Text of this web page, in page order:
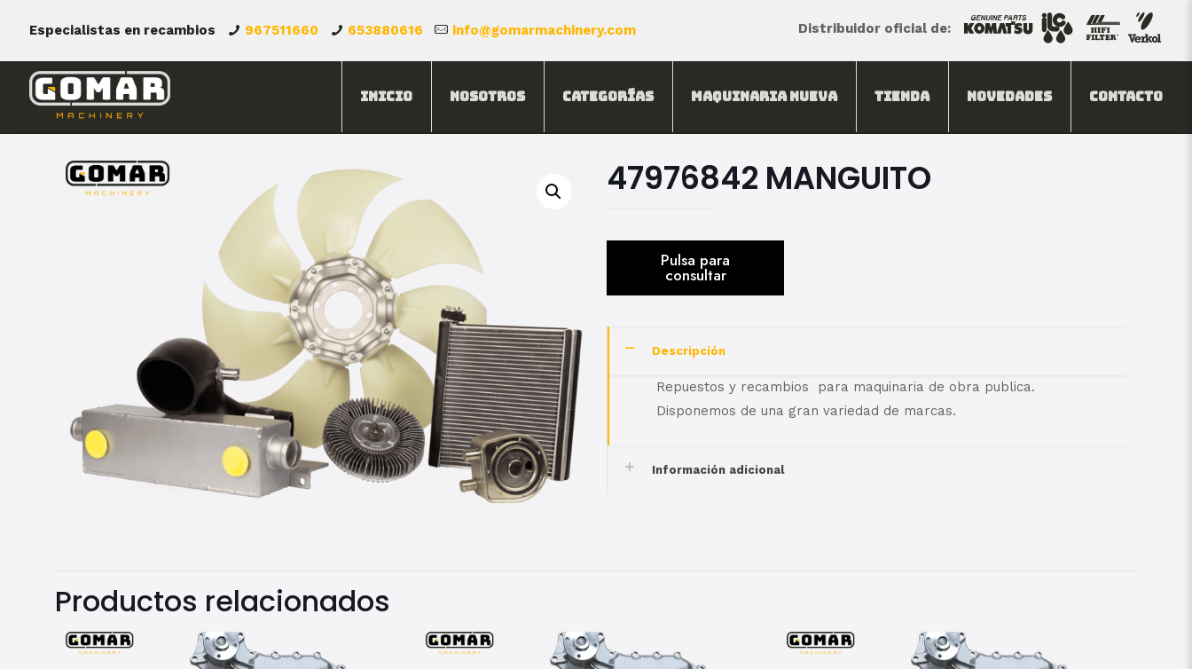
Especialistas en recambios 967511660 653880616 info@gomarmachinery.com Distribuidor oficial de:
Inicio Nosotros Categorías Maquinaria Nueva Tienda Novedades Contacto
47976842 MANGUITO
Descripción
Repuestos y recambios para maquinaria de obra publica.
Disponemos de una gran variedad de marcas.
Información adicional
Productos relacionados